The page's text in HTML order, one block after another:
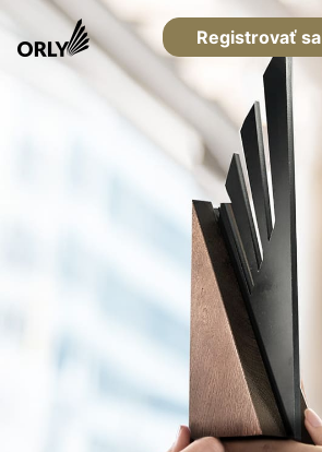
Registrovať sa